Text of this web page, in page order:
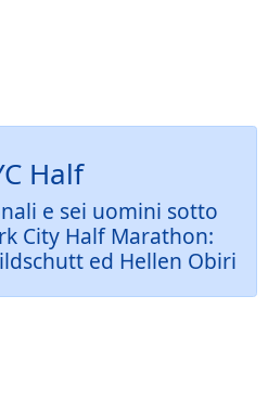
Half
e sei uomini sotto
City Half Marathon:
ed Hellen Obiri